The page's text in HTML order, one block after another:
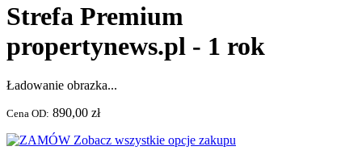
Strefa Premium
propertynews.pl - 1 rok
Ładowanie obrazka...
Cena OD: 890,00 zł
Zobacz wszystkie opcje zakupu